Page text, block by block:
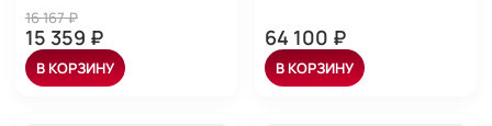
16 167 ₽
15 359 ₽
В КОРЗИНУ
64 100 ₽
В КОРЗИНУ